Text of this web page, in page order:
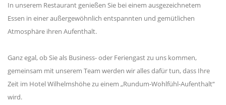
In unserem Restaurant genießen Sie bei einem ausgezeichnetem
Essen in einer außergewöhnlich entspannten und gemütlichen
Atmosphäre ihren Aufenthalt.
Ganz egal, ob Sie als Business- oder Feriengast zu uns kommen,
gemeinsam mit unserem Team werden wir alles dafür tun, dass Ihre
Zeit im Hotel Wilhelmshöhe zu einem „Rundum-Wohlfühl-Aufenthalt“
wird.